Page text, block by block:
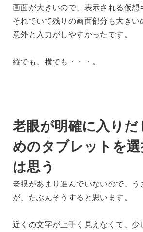
画面が大きいので、表示される仮
それでいて残りの画面部分も大きい
意外と入力がしやすかったです。
縦でも、横でも・・・。
老眼が明確に入り
めのタブレットを
は思う
老眼があまり進んでいないので、
が、たぶんそうすると思います。
近くの文字が上手く見えなくて、